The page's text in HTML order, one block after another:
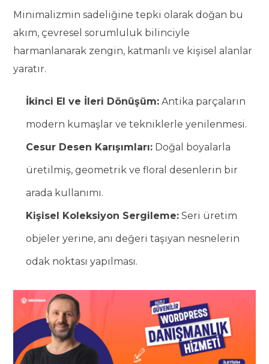
Minimalizmin sadeliğine tepki olarak doğan bu
akım, çevresel sorumluluk bilinciyle
harmanlanarak zengin, katmanlı ve kişisel alanlar
yaratır.
İkinci El ve İleri Dönüşüm: Antika parçaların
modern kumaşlar ve tekniklerle yenilenmesi.
Cesur Desen Karışımları: Doğal boyalarla
üretilmiş, geometrik ve floral desenlerin bir
arada kullanımı.
Kişisel Koleksiyon Sergileme: Seri üretim
objeler yerine, anı değeri taşıyan nesnelerin
odak noktası yapılması.